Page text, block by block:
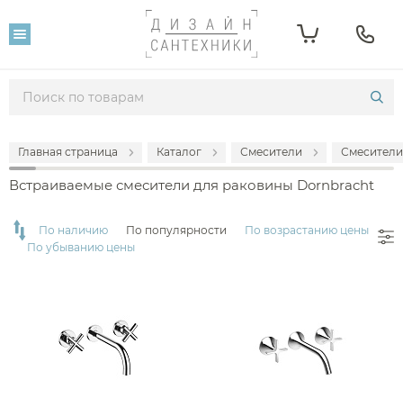
Главная страница Каталог Смесители
Встраиваемые смесители для раковины Dornbracht
Фильтр
82 788 364 729
Dornbracht
По наличию По популярности
По возрастанию цены
По убыванию цены